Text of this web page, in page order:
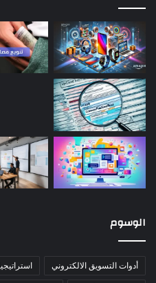
الوسوم
أدوات التسويق الالكتروني